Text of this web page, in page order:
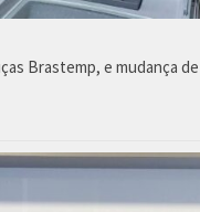
Brastemp, e mudança